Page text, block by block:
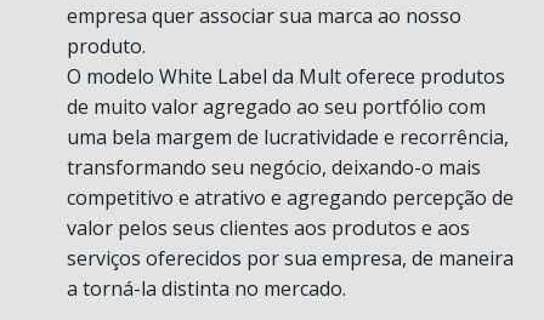
empresa quer associar sua marca ao nosso
produto.
O modelo White Label da Mult oferece produtos
de muito valor agregado ao seu portfólio com
uma bela margem de lucratividade e recorrência,
transformando seu negócio, deixando-o mais
competitivo e atrativo e agregando percepção de
valor pelos seus clientes aos produtos e aos
serviços oferecidos por sua empresa, de maneira
a torná-la distinta no mercado.